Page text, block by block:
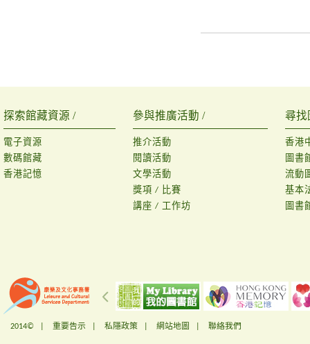
探索館藏資源 /
電子資源
數碼館藏
香港記憶
參與推廣活動 /
推介活動
閱讀活動
文學活動
獎項 / 比賽
講座 / 工作坊
尋找
香港
圖書
流動
基本
圖書
2014© | 重要告示 私隱政策 網站地圖 聯絡我們